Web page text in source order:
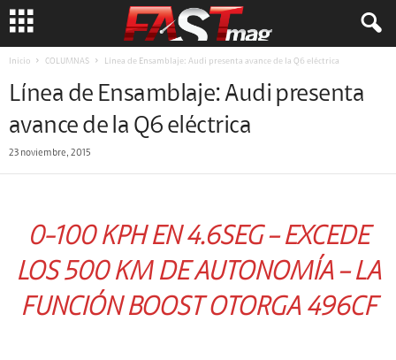
Inicio COLUMNAS Línea de Ensamblaje: Audi presenta avance de la Q6 eléctrica
Línea de Ensamblaje: Audi presenta
avance de la Q6 eléctrica
23 noviembre, 2015
0-100 KPH EN 4.6SEG – EXCEDE
LOS 500 KM DE AUTONOMÍA – LA
FUNCIÓN BOOST OTORGA 496CF